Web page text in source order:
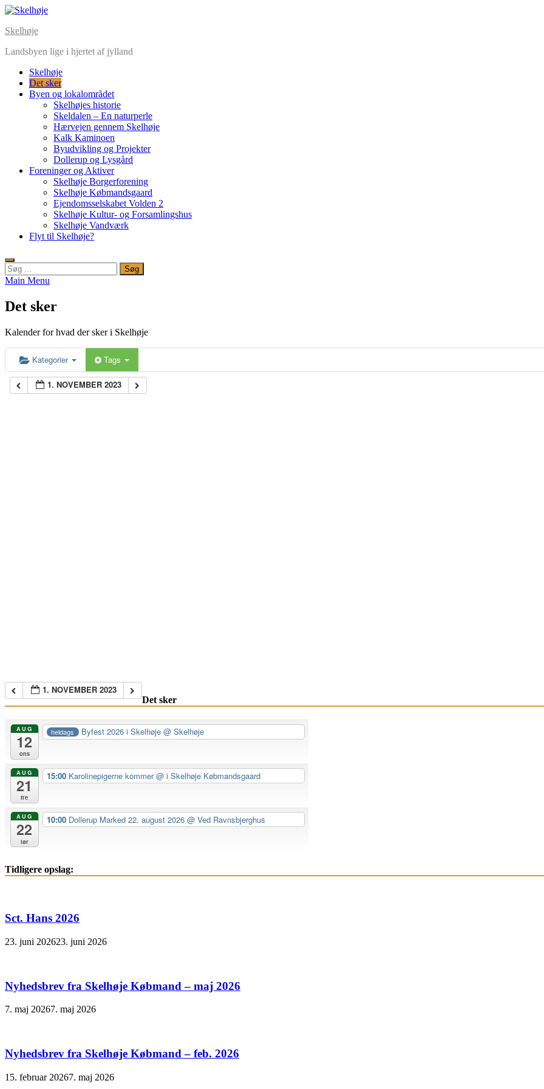
Skip
content
Skelhøje
Landsbyen lige i hjertet af jylland
Skelhøje
Det sker
Byen og lokalområdet
Skelhøjes historie
Skeldalen – En naturperle
Hærvejen gennem Skelhøje
Kalk Kaminoen
Byudvikling og Projekter
Dollerup og Lysgård
Foreninger og Aktiver
Skelhøje Borgerforening
Skelhøje Købmandsgaard
Ejendomsselskabet Volden 2
Skelhøje Kultur- og Forsamlingshus
Skelhøje Vandværk
Flyt til Skelhøje?
Søg
efter:
Main Menu
Det sker
Kalender for hvad der sker i Skelhøje
Kategorier Tags
1. NOVEMBER 2023
1. NOVEMBER 2023
Det sker
AUG
12
ons
heldags Byfest 2026 i Skelhøje@ Skelhøje
AUG
21
fre
15:00 Karolinepigerne kommer@ i Skelhøje Købmandsgaard
AUG
22
lør
10:00 Dollerup Marked 22. august 2026 @ Ved Ravnsbjerghus
Tidligere opslag:
Sct. Hans 2026
23. juni 202623. juni 2026
Nyhedsbrev fra Skelhøje Købmand – maj 2026
7. maj 20267. maj 2026
Nyhedsbrev fra Skelhøje Købmand – feb. 2026
15. februar 20267. maj 2026